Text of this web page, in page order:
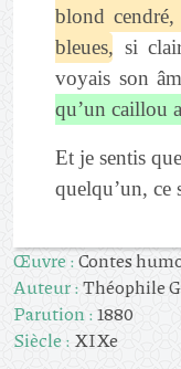
blond
bleues, si
voyais son
qu’un caillou
Et je sentis
quelqu’un, ce
Œuvre :Contes
Auteur :Théophile
Parution :1880
Siècle : XIXe